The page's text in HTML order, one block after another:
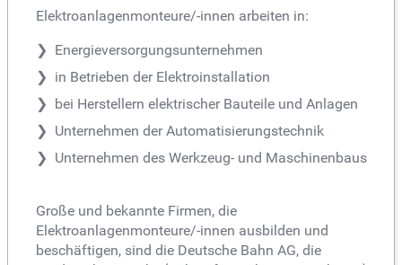
Elektroanlagenmonteure/-innen arbeiten in:
Energieversorgungsunternehmen
in Betrieben der Elektroinstallation
bei Herstellern elektrischer Bauteile und Anlagen
Unternehmen der Automatisierungstechnik
Unternehmen des Werkzeug- und Maschinenbaus
Große und bekannte Firmen, die
Elektroanlagenmonteure/-innen ausbilden und
beschäftigen, sind die Deutsche Bahn AG, die